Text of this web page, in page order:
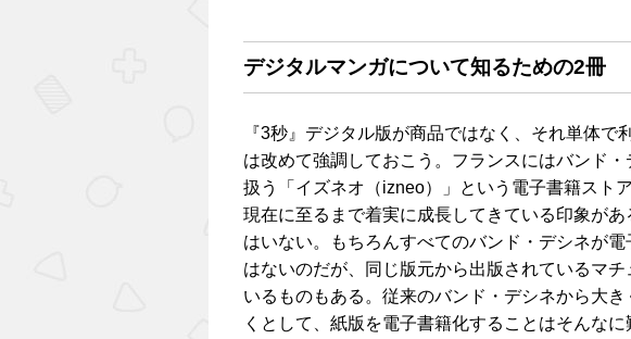
デジタルマンガについて知るための2冊
『3秒』デジタル版が商品ではなく、それ単体で
は改めて強調しておこう。フランスにはバンド
扱う「イズネオ（izneo）」という電子書籍スト
現在に至るまで着実に成長してきている印象が
はいない。もちろんすべてのバンド・デシネが
はないのだが、同じ版元から出版されているマ
いるものもある。従来のバンド・デシネから大
くとして、紙版を電子書籍化することはそんな